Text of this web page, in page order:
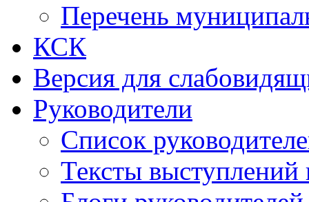
Перечень
КСК
Версия для
Руководители
Список
Тексты выступлений